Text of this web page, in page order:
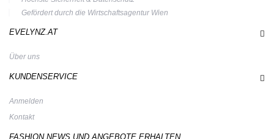
Gefördert durch die Wirtschaftsagentur Wien
EVELYNZ.AT
Über uns
KUNDENSERVICE
Anmelden
Kontakt
FASHION NEWS UND ANGEBOTE ERHALTEN